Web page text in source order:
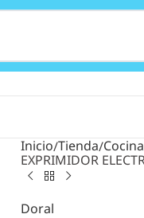
Inicio Tienda Cocina
EXPRIMIDOR
Doral